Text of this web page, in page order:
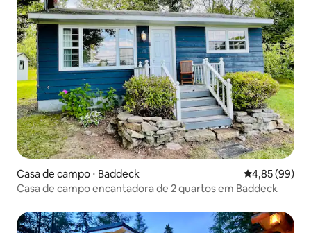
Casa de campo ⋅ Baddeck 4,85 de uma
4,85 (99)
Casa de campo encantadora de 2 quartos em Baddeck